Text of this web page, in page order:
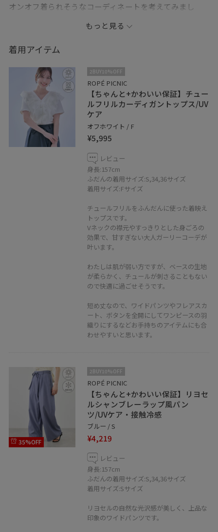
オンオフ着られそうなコーディネートを考えてみまし
甘めなトップスですが、Vネックの襟元や五分袖でスッキ
リしたシルエットなので合わせ方次第で大人っぽい印象
に変わります。
ほどよい艶感がきれいなワイドパンツは、ラップ風で綺
麗めな印象ながらゆったりデザインで動きやすいです。
ベルトを付属の共布紐に変えるだけでリラックス感が出
ます。
バッグやシューズをきちんと感あるアイテムに差し替え
ると、オフィスカジュアル仕様に。
バッグにつけているスカーフをヘアアレンジに使っても
どこか1アイテム変えるだけで印象がガラリと変わるトッ
プスだと思うので、ぜひ色々なコーディネートを楽しん
もっと見る
着用アイテム
2BUY10%OFF
ROPÉ PICNIC
【ちゃんと+かわいい保証】チュー
ルフリルカーディガントップス/UV
ケア
オフホワイト / F
¥5,995
レビュー
身長:157cm
ふだんの着用サイズ:S,34,36サイズ
着用サイズ:Fサイズ
チュールフリルをふんだんに使った着映え
トップスです。
Vネックの襟元やすっきりとした身ごろの
効果で、甘すぎない大人ガーリーコーデが
叶います。
わたしは肌が弱い方ですが、ベースの生地
が柔らかく、チュールが刺さることもない
ので快適に過ごせそうです。
短め丈なので、ワイドパンツやフレアスカ
ート、ボタンを全開にしてワンピースの羽
織りにするなどお手持ちのアイテムにも合
わせやすいと思います。
35%OFF
2BUY10%OFF
ROPÉ PICNIC
【ちゃんと+かわいい保証】リヨセ
ルシャンブレーラップ風パン
ツ/UVケア・接触冷感
ブルー / S
¥4,219
レビュー
身長:157cm
ふだんの着用サイズ:S,34,36サイズ
着用サイズ:Sサイズ
リヨセルの自然な光沢感が美しく、上品な
印象のワイドパンツです。